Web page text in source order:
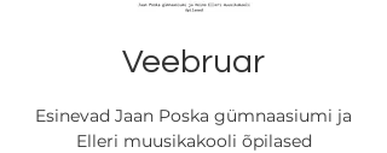
Veebruar
Esinevad Jaan Poska gümnaasiumi ja
Elleri muusikakooli õpilased